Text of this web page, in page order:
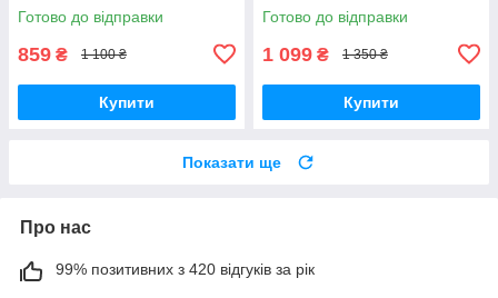
Готово до відправки
859 ₴ 1 100 ₴
Купити
Готово до відправки
1 099 ₴ 1 350 ₴
Купити
Показати ще
Про нас
99% позитивних з 420 відгуків за рік